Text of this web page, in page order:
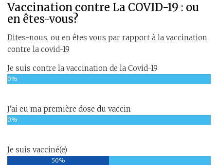
Vaccination contre La COVID-19 : ou
en êtes-vous?
Dites-nous, ou en êtes vous par rapport à la vaccination
contre la covid-19
Je suis contre la vaccination de la Covid-19
0%
J'ai eu ma première dose du vaccin
0%
Je suis vacciné(e)
50%